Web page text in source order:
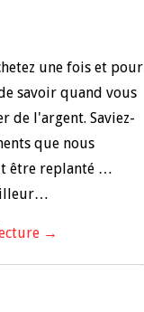
une fois et pour
savoir quand vous
de l'argent. Saviez-
que nous
être replanté …
→